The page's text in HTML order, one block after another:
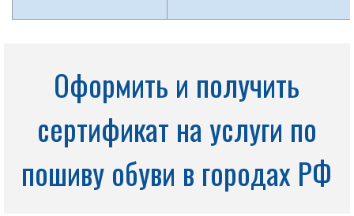
Оформить и получить
сертификат на услуги по
пошиву обуви в городах РФ